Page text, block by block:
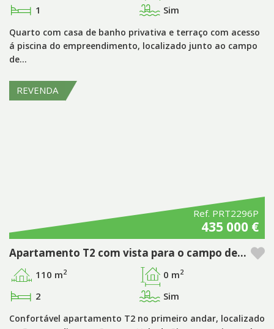
1 Sim
Quarto com casa de banho privativa e terraço com acesso
á piscina do empreendimento, localizado junto ao campo
de…
REVENDA
Ref. PRT2296P
435 000 €
Apartamento T2 com vista para o campo de golfe de Vale da Pinta – Algarve
110 m2 0 m2
2 Sim
Confortável apartamento T2 no primeiro andar, localizado